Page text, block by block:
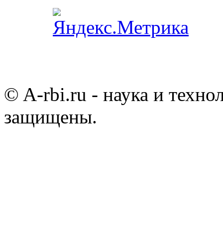
© A-rbi.ru - наука и
защищены.